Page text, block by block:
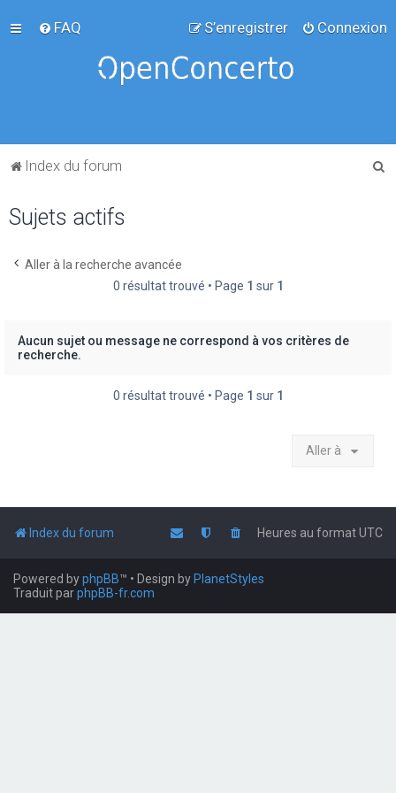
FAQ Connexion
S’enregistrer
Index du forum
Sujets actifs
Aller à la recherche avancée
0 résultat trouvé • Page 1 sur 1
Aucun sujet ou message ne correspond à vos critères de
recherche.
0 résultat trouvé • Page 1 sur 1
Aller à
Index du forum Heures au formatUTC
Powered byphpBB™ • Design by PlanetStyles
Traduit parphpBB-fr.com